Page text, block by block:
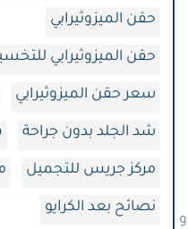
حقن الميزوثيرابي
حقن الميزوثيرابي
سعر حقن الميزوثيرابي
شد الجلد بدون جراحة
مركز جريس للتجميل
نصائح بعد الكرايو